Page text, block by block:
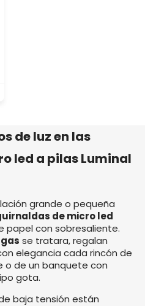
de 5 estrellas
de luz en las
led a pilas Luminal
grande o pequeña
de micro led
papel con sobresaliente.
se tratara, regalan
elegancia cada rincón de
o de un banquete con
gota.
baja tensión están